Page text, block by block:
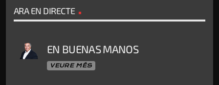
ARA EN DIRECTE
EN BUENAS MANOS
VEURE MÉS